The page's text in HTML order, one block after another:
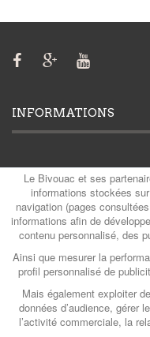
INFORMATIONS
MON COMPTE
CATÉGORIES
CONTACTS
Le Bivouac et ses
informations stockées
navigation (pages
informations afin de
contenu personnalisé, des
Ainsi que mesurer la
profil personnalisé de
Mais également exploiter
données d’audience, gérer
l’activité commerciale, la